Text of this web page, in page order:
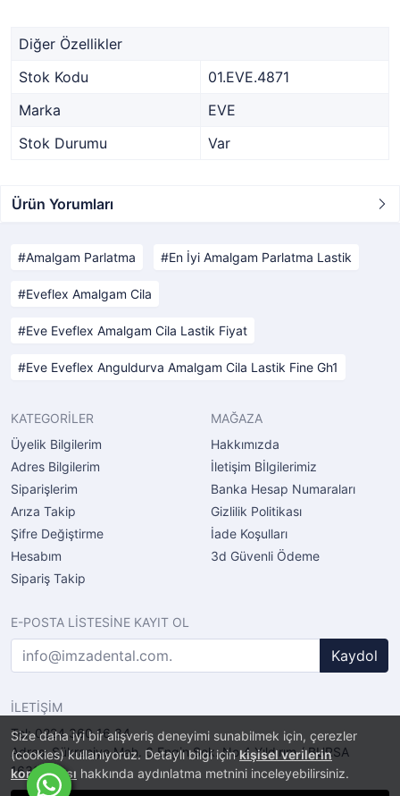
Size daha iyi bir alışveriş deneyimi sunabilmek için, çerezler
(cookies) kullanıyoruz. Detaylı bilgi içinkişisel verilerin
korunması hakkında aydınlatma metnini inceleyebilirsiniz.
Diğer Özellikler
Stok Kodu
01.EVE.4871
Marka
EVE
Stok Durumu
Var
Ürün Yorumları
Amalgam Parlatma En İyi Amalgam Parlatma Lastik
Eveflex Amalgam Cila
Eve Eveflex Amalgam Cila Lastik Fiyat
Eve Eveflex Anguldurva Amalgam Cila Lastik Fine Gh1
KATEGORİLER
Üyelik Bilgilerim
Adres Bilgilerim
Siparişlerim
Arıza Takip
Şifre Değiştirme
Hesabım
Sipariş Takip
MAĞAZA
Hakkımızda
İletişim Bİlgilerimiz
Banka Hesap Numaraları
Gizlilik Politikası
İade Koşulları
3d Güvenli Ödeme
E-POSTA LİSTESİNE KAYIT OL
Kaydol
İLETİŞİM
Tel: 0224 360 16 34
Adres: Şükraniye Mah. 6.Engin Sok. No.4 Yıldırım / BURSA
16320